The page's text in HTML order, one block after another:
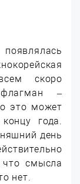
скоро
–
это может
года.
день
что смысла
нет.